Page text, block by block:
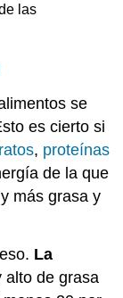
las
se
es cierto si
, proteínas
de la que
más grasa y
La
alto de grasa